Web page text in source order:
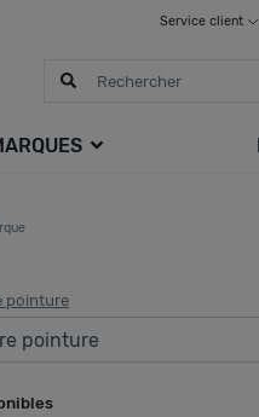
Service client
pointure